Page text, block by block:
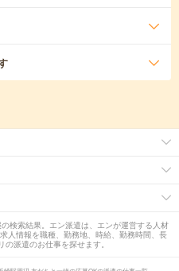
検索結果。エン派遣は、エンが運営する人材
人情報を職種、勤務地、時給、勤務時間、長
派遣のお仕事を探せます。